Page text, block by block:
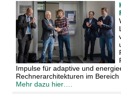
Impulse für adaptive und
Rechnerarchitekturen im
Mehr dazu hier….